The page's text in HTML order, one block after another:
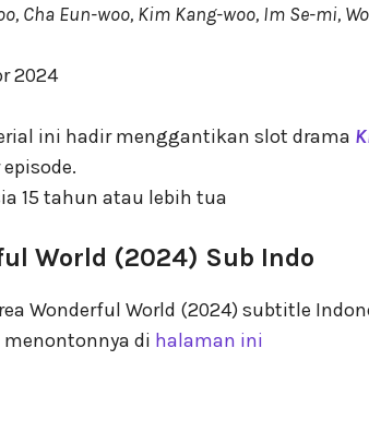
Cha Eun-woo, Kim Kang-woo, Im Se-mi,
2024
ini hadir menggantikan slot drama
15 tahun atau lebih tua
World (2024) Sub Indo
Wonderful World (2024) subtitle
di halaman ini